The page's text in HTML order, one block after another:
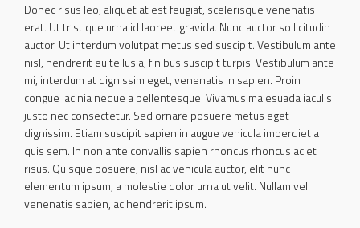
Donec risus leo, aliquet at est feugiat, scelerisque venenatis
erat. Ut tristique urna id laoreet gravida. Nunc auctor sollicitudin
auctor. Ut interdum volutpat metus sed suscipit. Vestibulum ante
nisl, hendrerit eu tellus a, finibus suscipit turpis. Vestibulum ante
mi, interdum at dignissim eget, venenatis in sapien. Proin
congue lacinia neque a pellentesque. Vivamus malesuada iaculis
justo nec consectetur. Sed ornare posuere metus eget
dignissim. Etiam suscipit sapien in augue vehicula imperdiet a
quis sem. In non ante convallis sapien rhoncus rhoncus ac et
risus. Quisque posuere, nisl ac vehicula auctor, elit nunc
elementum ipsum, a molestie dolor urna ut velit. Nullam vel
venenatis sapien, ac hendrerit ipsum.